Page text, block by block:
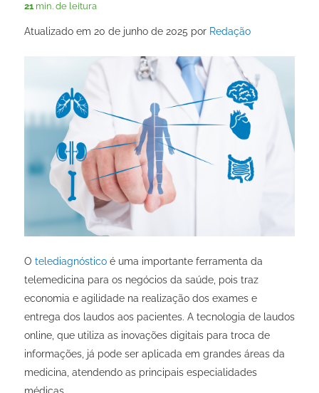
21 min. de leitura
Atualizado em 20 de junho de 2025 por Redação
O telediagnóstico é uma importante ferramenta da
telemedicina para os negócios da saúde, pois traz
economia e agilidade na realização dos exames e
entrega dos laudos aos pacientes. A tecnologia de laudos
online, que utiliza as inovações digitais para troca de
informações, já pode ser aplicada em grandes áreas da
medicina, atendendo as principais especialidades
médicas.